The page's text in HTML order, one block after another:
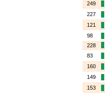
249
227
121
98
228
83
160
149
153